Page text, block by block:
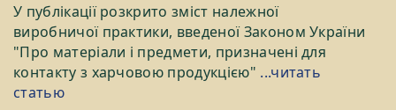
У публікації розкрито зміст належної
виробничої практики, введеної Законом України
"Про матеріали і предмети, призначені для
контакту з харчовою продукцією" ...читать
статью